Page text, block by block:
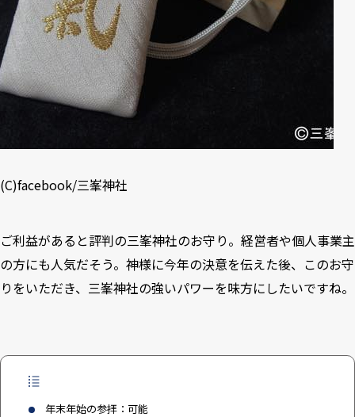
(C)facebook/三峯神社
ご利益があると評判の三峯神社のお守り。経営者や個人事業主
の方にも人気だそう。神様に今年の決意を伝えた後、このお守
りをいただき、三峯神社の強いパワーを味方にしたいですね。
年末年始の参拝：可能